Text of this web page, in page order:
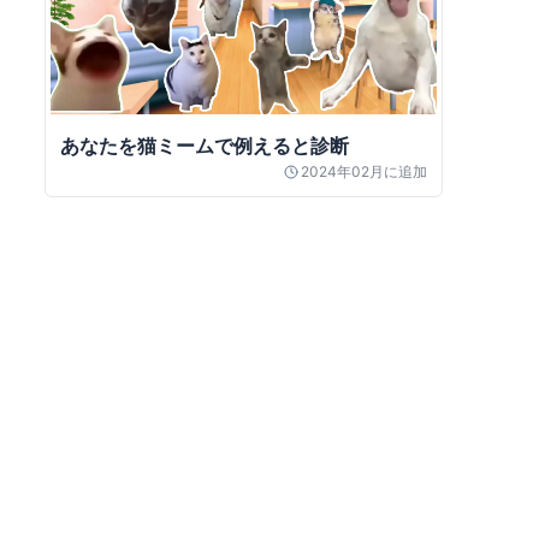
あなたを猫ミームで例えると診断
2024年02月 に追加